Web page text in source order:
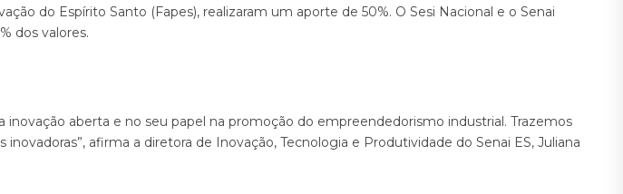
do Espírito Santo (Fapes), realizaram um aporte de 50%. O Sesi Nacional e o Senai
dos valores.
aberta e no seu papel na promoção do empreendedorismo industrial. Trazemos
afirma a diretora de Inovação, Tecnologia e Produtividade do Senai ES, Juliana